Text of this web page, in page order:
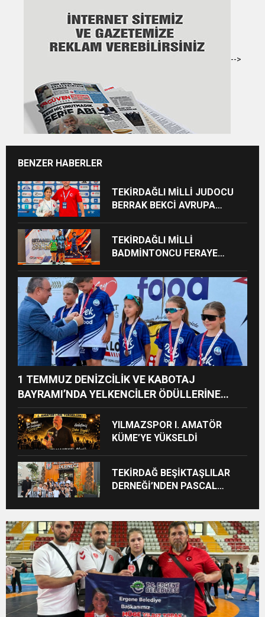
-->
BENZER HABERLER
TEKİRDAĞLI MİLLİ JUDOCU
BERRAK BEKCİ AVRUPA
TEKİRDAĞLI MİLLİ
BADMİNTONCU FERAYE
GURURU
1 TEMMUZ DENİZCİLİK VE KABOTAJ
BAYRAMI’NDA YELKENCİLER ÖDÜLLERİNE
KAVUŞTU
YILMAZSPOR I. AMATÖR
KÜME’YE YÜKSELDİ
TEKİRDAĞ BEŞİKTAŞLILAR
DERNEĞİ’NDEN PASCAL
GECESİ